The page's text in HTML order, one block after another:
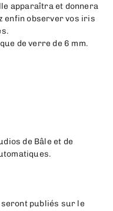
apparaîtra et donnera
enfin observer vos iris
de verre de 6 mm.
de Bâle et de
publiés sur le